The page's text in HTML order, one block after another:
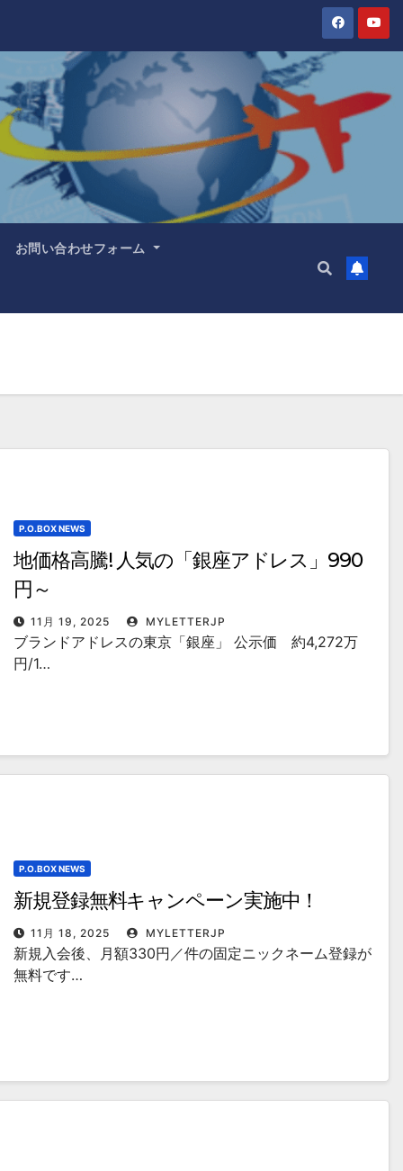
お問い合わせフォーム
P.O.BOX NEWS
地価格高騰! 人気の「銀座アドレス」990
円～
11月 19, 2025 MYLETTERJP
ブランドアドレスの東京「銀座」 公示価 約4,272万
円/1…
P.O.BOX NEWS
新規登録無料キャンペーン実施中！
11月 18, 2025 MYLETTERJP
新規入会後、月額330円／件の固定ニックネーム登録が
無料です…